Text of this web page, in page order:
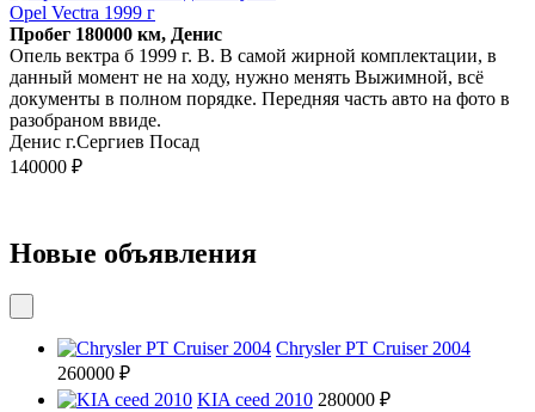
Opel Vectra 1999 г
Пробег 180000 км, Денис
Опель вектра б 1999 г. В. В самой жирной комплектации, в
данный момент не на ходу, нужно менять Выжимной, всё
документы в полном порядке. Передняя часть авто на фото в
разобраном ввиде.
Денис г.Сергиев Посад
140000 ₽
Новые объявления
Chrysler PT Cruiser 2004
260000 ₽
KIA ceed 2010 280000 ₽